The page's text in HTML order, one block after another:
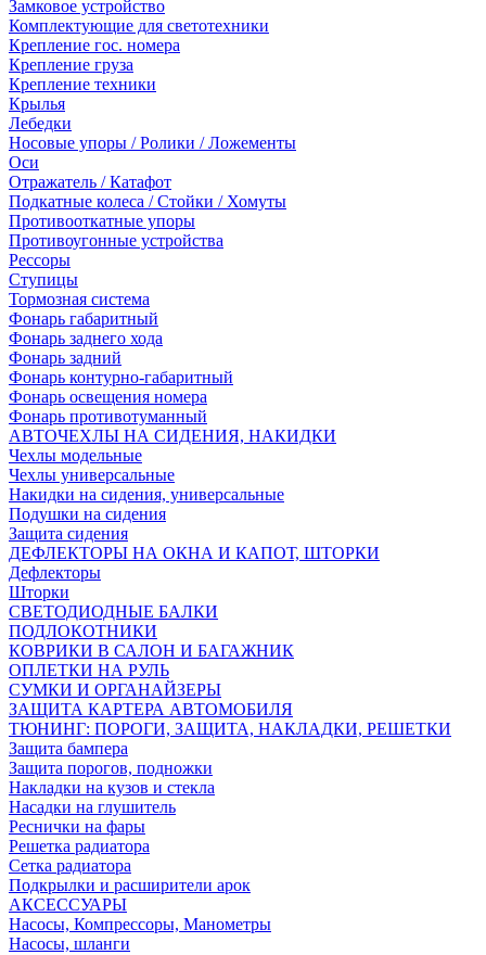
Замковое устройство
Комплектующие для светотехники
Крепление гос. номера
Крепление груза
Крепление техники
Крылья
Лебедки
Носовые упоры / Ролики / Ложементы
Оси
Отражатель / Катафот
Подкатные колеса / Стойки / Хомуты
Противооткатные упоры
Противоугонные устройства
Рессоры
Ступицы
Тормозная система
Фонарь габаритный
Фонарь заднего хода
Фонарь задний
Фонарь контурно-габаритный
Фонарь освещения номера
Фонарь противотуманный
АВТОЧЕХЛЫ НА СИДЕНИЯ, НАКИДКИ
Чехлы модельные
Чехлы универсальные
Накидки на сидения, универсальные
Подушки на сидения
Защита сидения
ДЕФЛЕКТОРЫ НА ОКНА И КАПОТ, ШТОРКИ
Дефлекторы
Шторки
СВЕТОДИОДНЫЕ БАЛКИ
ПОДЛОКОТНИКИ
КОВРИКИ В САЛОН И БАГАЖНИК
ОПЛЕТКИ НА РУЛЬ
СУМКИ И ОРГАНАЙЗЕРЫ
ЗАЩИТА КАРТЕРА АВТОМОБИЛЯ
ТЮНИНГ: ПОРОГИ, ЗАЩИТА, НАКЛАДКИ, РЕШЕТКИ
Защита бампера
Защита порогов, подножки
Накладки на кузов и стекла
Насадки на глушитель
Реснички на фары
Решетка радиатора
Сетка радиатора
Подкрылки и расширители арок
АКСЕССУАРЫ
Насосы, Компрессоры, Манометры
Насосы, шланги